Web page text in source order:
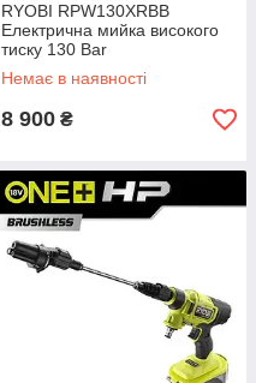
RYOBI RPW130XRBB
Електрична мийка високого
тиску 130 Bar
Немає в наявності
8 900 ₴